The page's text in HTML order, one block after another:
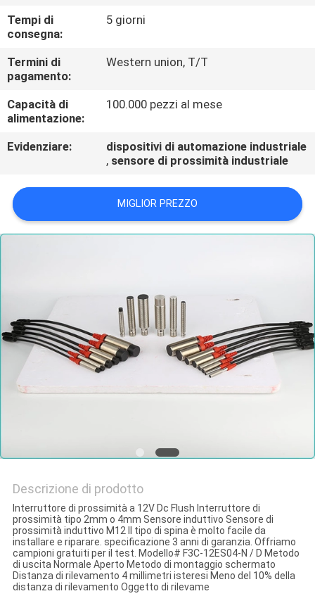
RICHIEDA
UNA
CITAZIONE
NOTIZIE
Tempi di
consegna:
5 giorni
Termini di
pagamento:
Western union, T/T
Capacità di
alimentazione:
100.000 pezzi al mese
Evidenziare:
dispositivi di automazione industriale
, sensore di prossimità industriale
MIGLIOR PREZZO
Descrizione di prodotto
Interruttore di prossimità a 12V Dc Flush Interruttore di
prossimità tipo 2mm o 4mm Sensore induttivo Sensore di
prossimità induttivo M12 Il tipo di spina è molto facile da
installare e riparare. specificazione 3 anni di garanzia. Offriamo
campioni gratuiti per il test. Modello# F3C-12ES04-N / D Metodo
di uscita Normale Aperto Metodo di montaggio schermato
Distanza di rilevamento 4 millimetri isteresi Meno del 10% della
distanza di rilevamento Oggetto di rilevame